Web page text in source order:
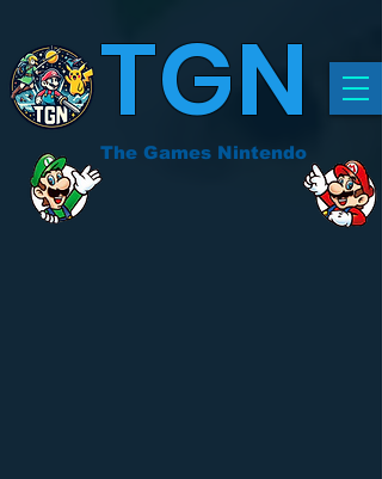
TGN
The Games Nintendo